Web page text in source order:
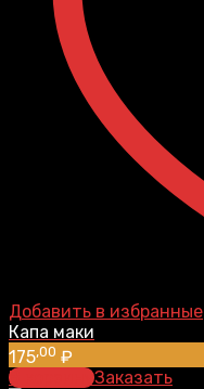
Добавить в избранные
Капа маки
175,00 ₽
В корзинуЗаказать